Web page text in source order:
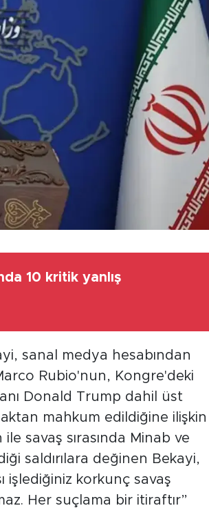
10 kritik yanlış
sanal medya hesabından
Rubio'nun, Kongre'deki
Donald Trump dahil üst
mahkum edildiğine ilişkin
savaş sırasında Minab ve
saldırılara değinen Bekayi,
işlediğiniz korkunç savaş
Her suçlama bir itiraftır”